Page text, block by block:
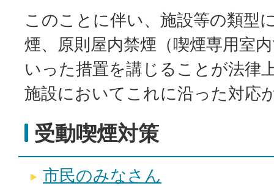
このことに伴い、施設等の類型
煙、原則屋内禁煙（喫煙専用室
いった措置を講じることが法律
施設においてこれに沿った対応
受動喫煙対策
市民のみなさん